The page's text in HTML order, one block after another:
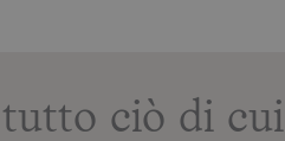
tutto ciò di cui